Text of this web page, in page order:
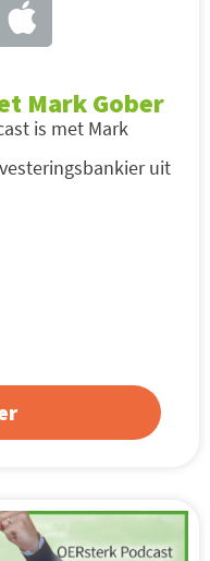
Mark Gober
is met Mark
uit